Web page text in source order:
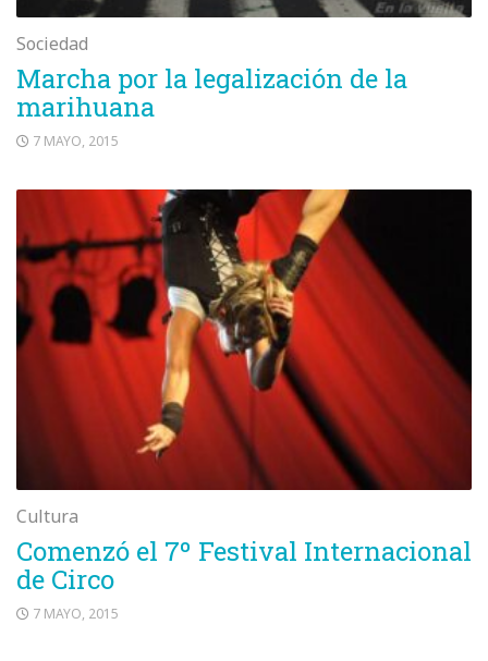
Sociedad
Marcha por la legalización de la
marihuana
7 MAYO, 2015
Cultura
Comenzó el 7º Festival Internacional
de Circo
7 MAYO, 2015